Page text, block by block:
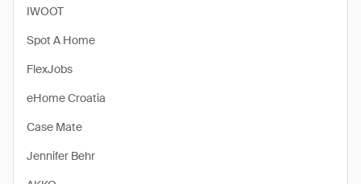
IWOOT
Spot A Home
FlexJobs
eHome Croatia
Case Mate
Jennifer Behr